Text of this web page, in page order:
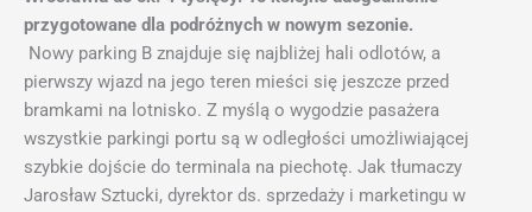
przygotowane dla podróżnych w nowym sezonie.
Nowy parking B znajduje się najbliżej hali odlotów, a
pierwszy wjazd na jego teren mieści się jeszcze przed
bramkami na lotnisko. Z myślą o wygodzie pasażera
wszystkie parkingi portu są w odległości umożliwiającej
szybkie dojście do terminala na piechotę. Jak tłumaczy
Jarosław Sztucki, dyrektor ds. sprzedaży i marketingu w